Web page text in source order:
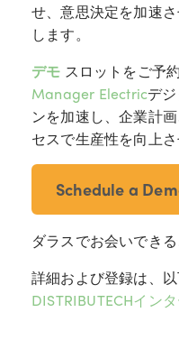
せ、意思決定を加速
します。
デモ スロットをご予
Manager Electricデ
ンを加速し、企業計
セスで生産性を向上
Schedule a
ダラスでお会いでき
詳細および登録は、
DISTRIBUTECHイン